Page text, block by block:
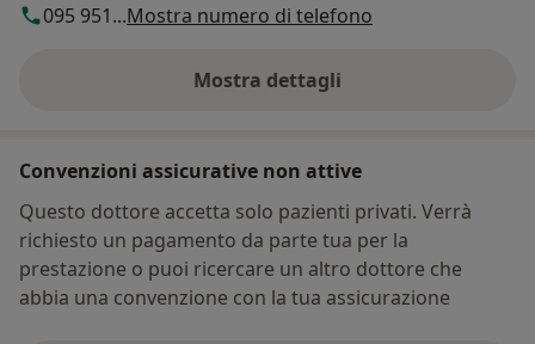
095 951...Mostra numero di telefono
Mostra dettagli
sull'indirizzo
Convenzioni assicurative non attive
Questo dottore accetta solo pazienti privati. Verrà
richiesto un pagamento da parte tua per la
prestazione o puoi ricercare un altro dottore che
abbia una convenzione con la tua assicurazione